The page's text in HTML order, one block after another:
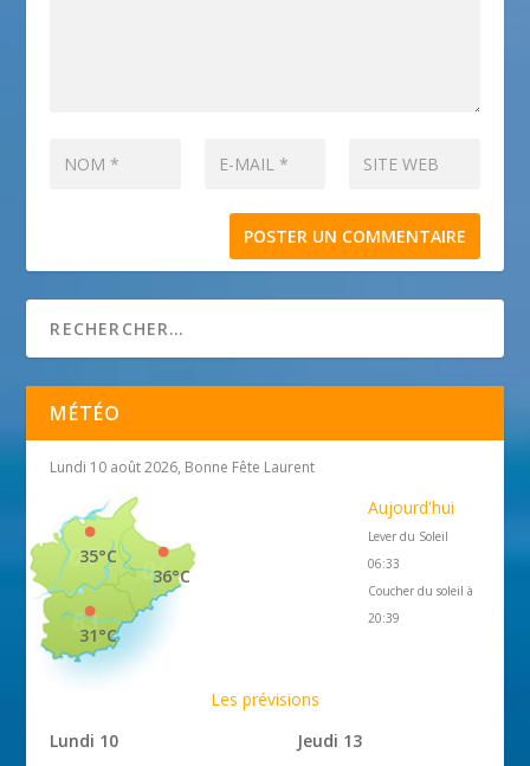
MÉTÉO
Lundi 10 août 2026, Bonne Fête Laurent
36°C
35°C
31°C
Aujourd'hui
Lever du Soleil
06:33
Coucher du soleil à
20:39
Les prévisions
Lundi 10
Jeudi 13